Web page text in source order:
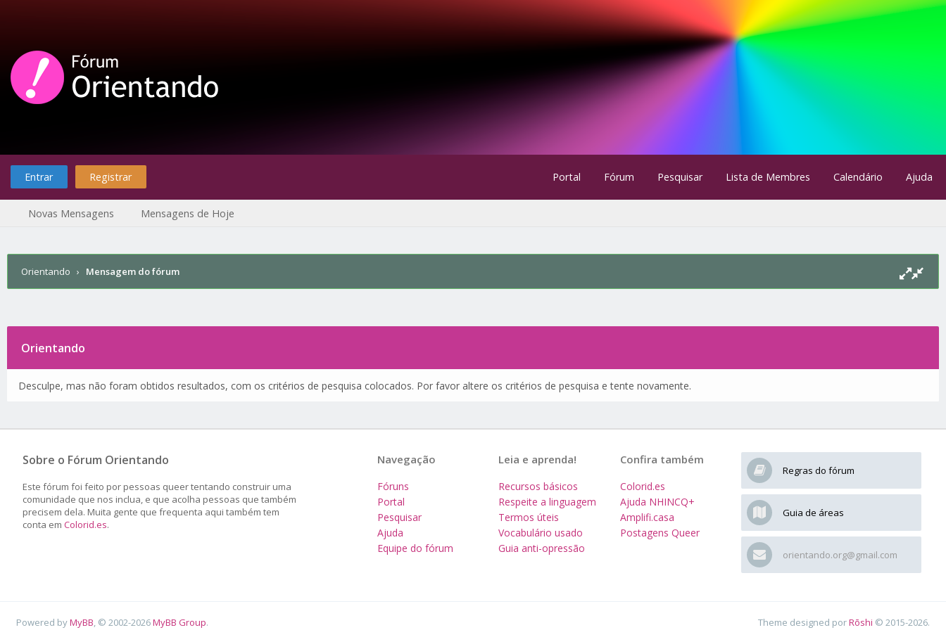
Entrar Registrar Portal Fórum Pesquisar Lista de Membres Calendário Ajuda
Novas Mensagens Mensagens de Hoje
Orientando › Mensagem do fórum
Orientando
Desculpe, mas não foram obtidos resultados, com os critérios de pesquisa colocados. Por favor altere os critérios de pesquisa e tente novamente.
Sobre o Fórum Orientando
Este fórum foi feito por pessoas queer tentando construir uma
comunidade que nos inclua, e que acolha pessoas que também
precisem dela. Muita gente que frequenta aqui também tem
conta em Colorid.es.
Regras do fórum
Guia de áreas
orientando.org@gmail.com
Confira também
Colorid.es
Ajuda NHINCQ+
Amplifi.casa
Postagens Queer
Leia e aprenda!
Recursos básicos
Respeite a linguagem
Termos úteis
Vocabulário usado
Guia anti-opressão
Navegação
Fóruns
Portal
Pesquisar
Ajuda
Equipe do fórum
Powered byMyBB , © 2002-2026MyBB Group. Theme designed porRōshi © 2015-2026.